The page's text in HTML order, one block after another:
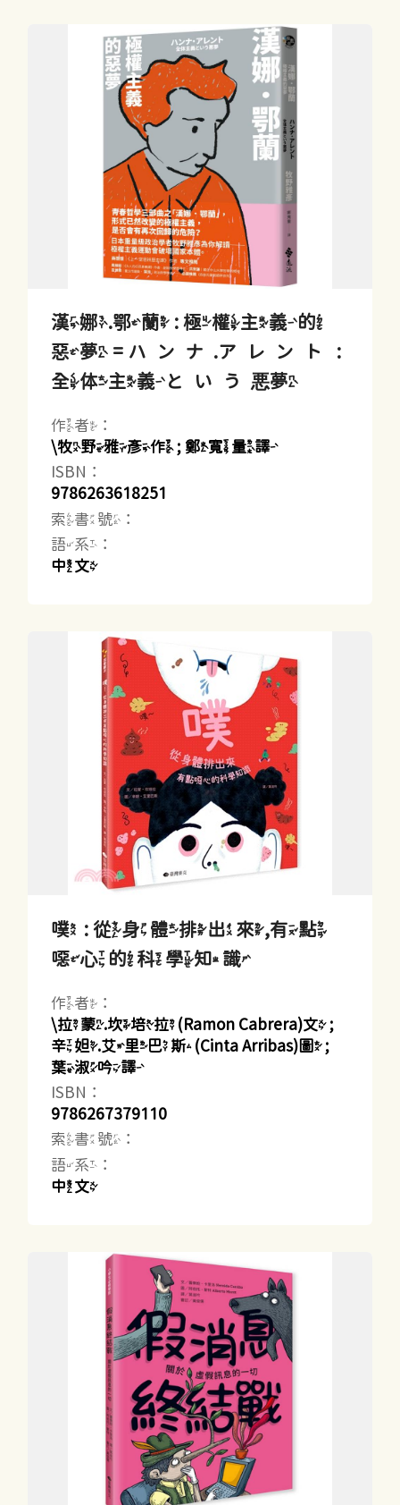
漢娜.鄂蘭 : 極權主義的
惡夢 = ハンナ.アレント :
全体主義という悪夢
作者：
\牧野雅彥作 ; 鄭寬量譯
ISBN：
9786263618251
索書號：
語系：
中文
噗 : 從身體排出來,有點
噁心的科學知識
作者：
\拉蒙.坎培拉(Ramon Cabrera)文 ;
辛妲.艾里巴斯(Cinta Arribas)圖 ;
葉淑吟譯
ISBN：
9786267379110
索書號：
語系：
中文